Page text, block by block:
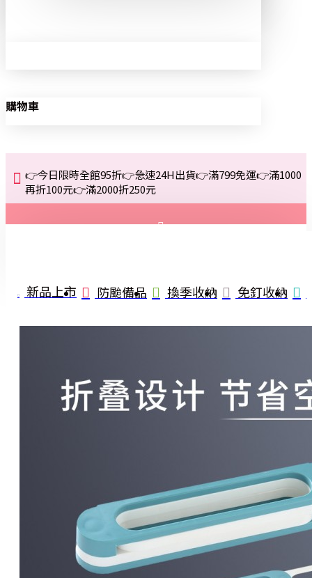
購物車
👉今日限時全館95折👉急速24H出貨👉滿799免運👉滿1000
再折100元👉滿2000折250元
註冊
詢問
新品上市 防颱備品 換季收納 免釘收納